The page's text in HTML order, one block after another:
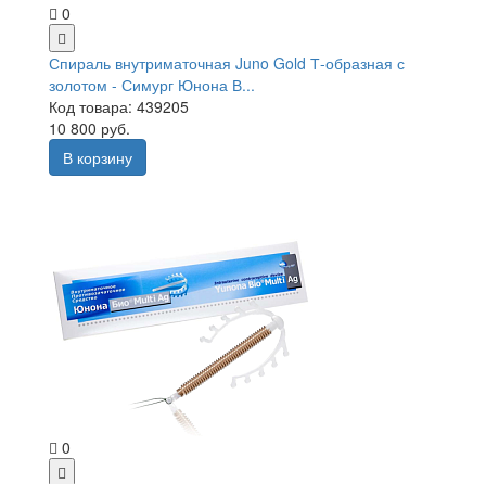
0
Спираль внутриматочная Juno Gold Т-образная с
золотом - Симург Юнона В...
Код товара: 439205
10 800 руб.
В корзину
0